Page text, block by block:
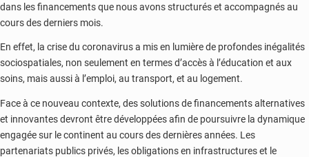
dans les financements que nous avons structurés et accompagnés au
cours des derniers mois.
En effet, la crise du coronavirus a mis en lumière de profondes inégalités
sociospatiales, non seulement en termes d’accès à l’éducation et aux
soins, mais aussi à l’emploi, au transport, et au logement.
Face à ce nouveau contexte, des solutions de financements alternatives
et innovantes devront être développées afin de poursuivre la dynamique
engagée sur le continent au cours des dernières années. Les
partenariats publics privés, les obligations en infrastructures et le